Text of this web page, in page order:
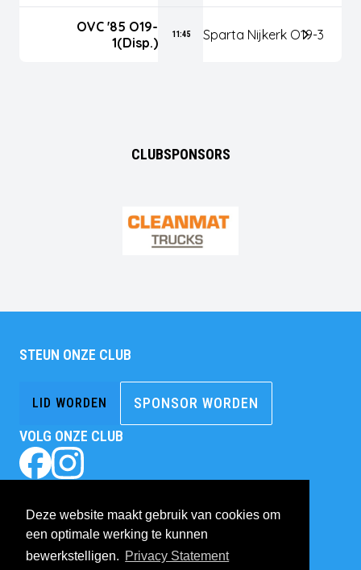
Deze website maakt gebruik van cookies om
een optimale werking te kunnen
bewerkstelligen. Privacy Statement
OVC '85 O19-
1(disp.)
11:45 Sparta Nijkerk O19-3
CLUBSPONSORS
STEUN ONZE CLUB
LID WORDEN
SPONSOR WORDEN
VOLG ONZE CLUB
Sportpark De Bilderberg
Sportlaan 1
6861AG Oosterbeek